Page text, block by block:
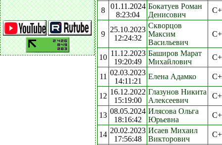
8
01.11.2024
8:23:04
Бокатуев Роман
Денисович
9
25.10.2023
12:24:32
Скворцов
Максим
Васильевич
10 11.12.2023
19:20:49
Баширов Марат
Михайлович
11 02.03.2023
14:11:21
Елена Адамко
12 16.12.2022
15:19:00
Глазунов Никита
Алексеевич
13 08.05.2024
18:16:42
Илясова Ольга
Юрьевна
14 20.02.2023
17:56:48
Исаев Михаил
Викторович